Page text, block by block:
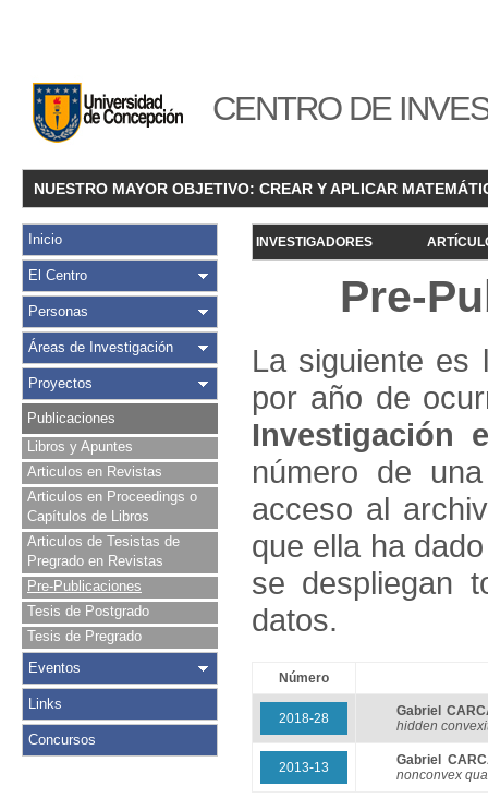
CENTRO DE
NUESTRO MAYOR OBJETIVO: CREAR Y APLICAR
Inicio
El Centro
Personas
Áreas de Investigación
Proyectos
Publicaciones
Libros y Apuntes
Articulos en Revistas
Articulos en Proceedings o
Capítulos de Libros
Articulos de Tesistas de
Pregrado en Revistas
Pre-Publicaciones
Tesis de Postgrado
Tesis de Pregrado
Eventos
Links
Concursos
INVESTIGADORES
Pre-
La siguiente es
por año de
Investigación
número de
acceso al
que ella ha
se despliegan
datos.
Número
2018-28
Gabriel
hidden
2013-13
Gabriel
nonconvex